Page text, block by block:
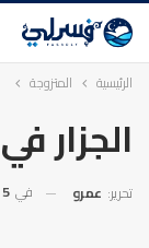
الرئيسية المتزوجة
الجزار
تحرير: عمرو في 5 يوليو 2025